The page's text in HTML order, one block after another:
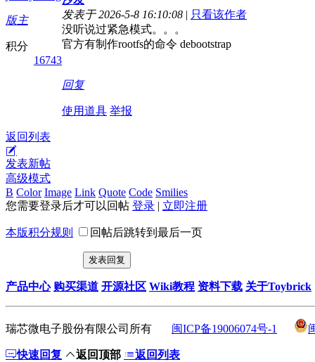
版主
积分
16743
发表于 2026-5-8 16:10:08 | 只看该作者
没听说过紧急模式。。。
官方有制作rootfs的命令 debootstrap
回复
使用道具 举报
返回列表
发表新帖
高级模式
B Color Image Link Quote Code Smilies
您需要登录后才可以回帖 登录 | 立即注册
本版积分规则 回帖后跳转到最后一页
发表回复
产品中心 购买渠道 开源社区 Wiki教程 资料下载 关于Toybrick
瑞芯微电子股份有限公司所有 闽ICP备19006074号-1
快速回复 返回顶部 返回列表